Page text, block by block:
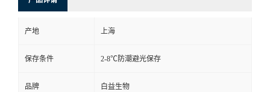
产地 上海
保存条件 2-8℃防潮避光保存
品牌 白益生物